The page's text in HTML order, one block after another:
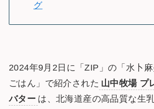
グ
2024年9月2日に「ZIP」の「水卜
ごはん」で紹介された 山中牧場 プ
バター は、北海道産の高品質な生